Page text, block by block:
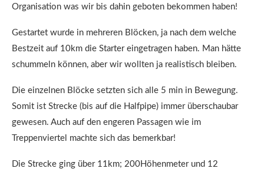
Organisation was wir bis dahin geboten bekommen haben!
Gestartet wurde in mehreren Blöcken, ja nach dem welche
Bestzeit auf 10km die Starter eingetragen haben. Man hätte
schummeln können, aber wir wollten ja realistisch bleiben.
Die einzelnen Blöcke setzten sich alle 5 min in Bewegung.
Somit ist Strecke (bis auf die Halfpipe) immer überschaubar
gewesen. Auch auf den engeren Passagen wie im
Treppenviertel machte sich das bemerkbar!
Die Strecke ging über 11km; 200Höhenmeter und 12